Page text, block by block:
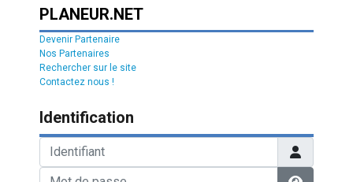
PLANEUR.NET
Devenir Partenaire
Nos Partenaires
Rechercher sur le site
Contactez nous !
Identification
Identifiant
Mot de passe